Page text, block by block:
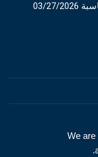
We are
03/27/2026